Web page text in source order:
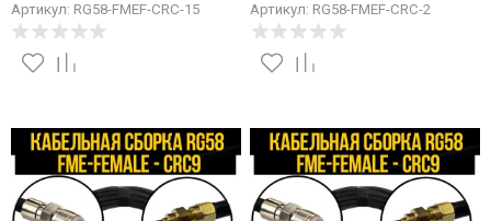
Артикул: RG58-FMEF-CRC-15 Артикул: RG58-FMEF-CRC-2